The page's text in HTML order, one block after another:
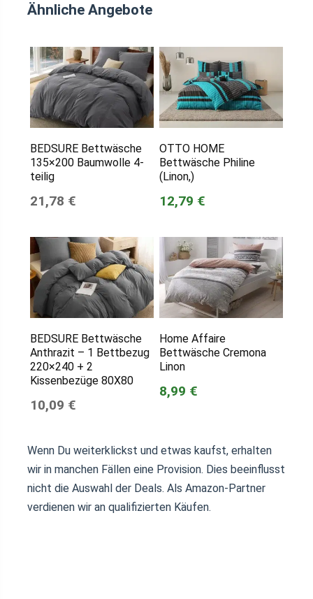
Ähnliche Angebote
BEDSURE Bettwäsche
135×200 Baumwolle 4-
teilig
21,78 €
OTTO HOME
Bettwäsche Philine
(Linon,)
12,79 €
BEDSURE Bettwäsche
Anthrazit – 1 Bettbezug
220×240 + 2
Kissenbezüge 80X80
10,09 €
Home Affaire
Bettwäsche Cremona
Linon
8,99 €
Wenn Du weiterklickst und etwas kaufst, erhalten
wir in manchen Fällen eine Provision. Dies beeinflusst
nicht die Auswahl der Deals. Als Amazon-Partner
verdienen wir an qualifizierten Käufen.